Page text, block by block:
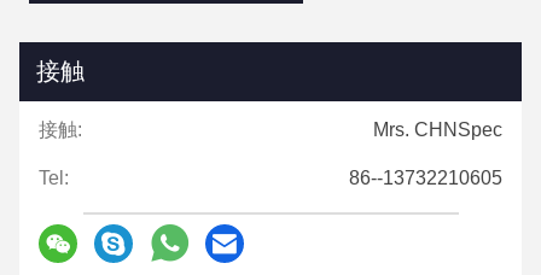
接触
接触: Mrs. CHNSpec
Tel: 86--13732210605